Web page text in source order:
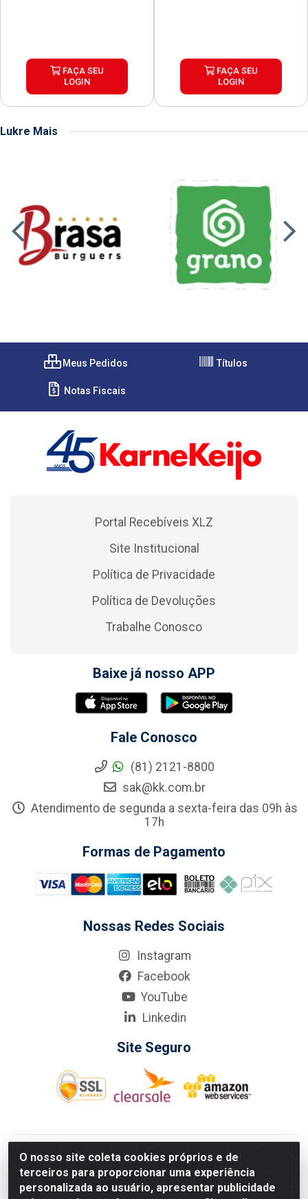
FAÇA SEU
LOGIN
FAÇA SEU
LOGIN
Lukre Mais
O nosso site coleta cookies próprios e de
terceiros para proporcionar uma experiência
personalizada ao usuário, apresentar publicidade
Meus Pedidos Títulos
Notas Fiscais
Portal Recebíveis XLZ
Site Institucional
Política de Privacidade
Política de Devoluções
Trabalhe Conosco
Baixe já nosso APP
Fale Conosco
(81) 2121-8800
sak@kk.com.br
Atendimento de segunda a sexta-feira das 09h às
17h
Formas de Pagamento
Nossas Redes Sociais
Instagram
Facebook
YouTube
Linkedin
Site Seguro
KarneKeijo Logistica Integrada LTDA - Rod. Br-101 Sul, nº3700
- Barro, Recife/PE, 50900-400 CNPJ: 24.150.377/0001-95
Estados atendidos pela KarneKeijo: PE, PB e RN.